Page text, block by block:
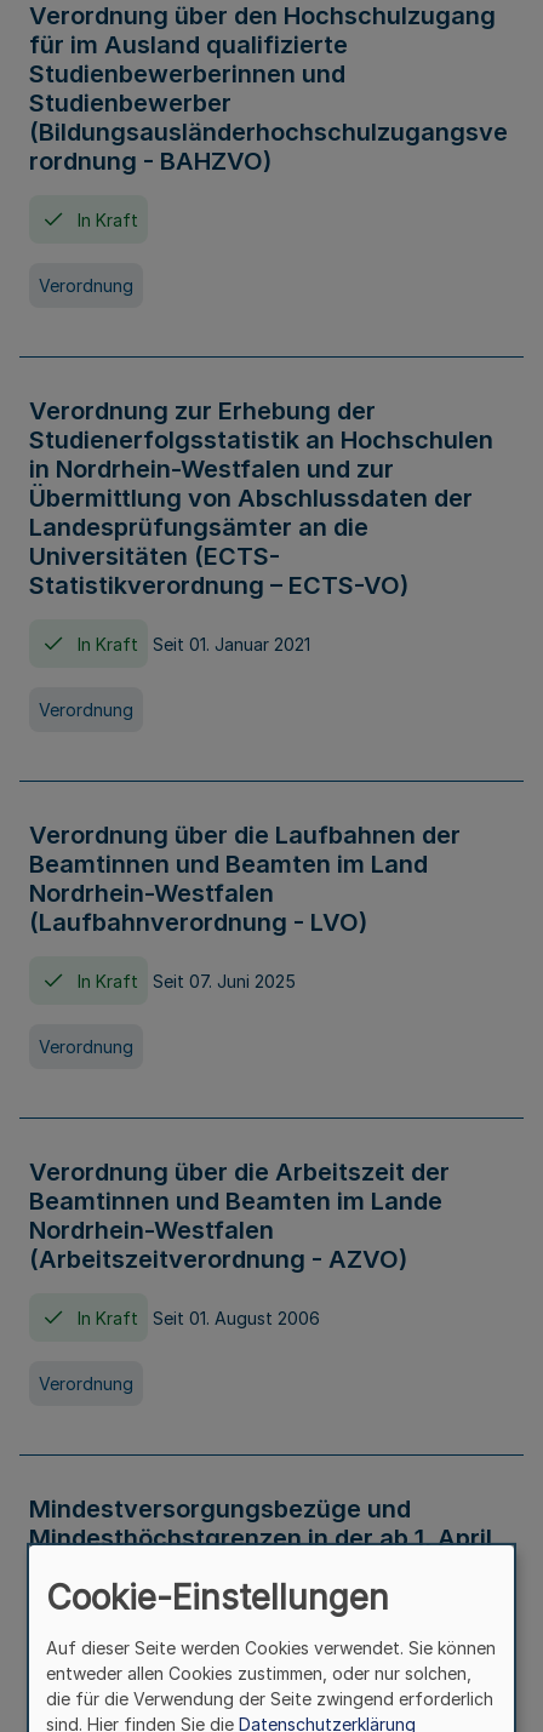
Verordnung über den Hochschulzugang
für im Ausland qualifizierte
Studienbewerberinnen und
Studienbewerber
(Bildungsausländerhochschulzugangsve
rordnung - BAHZVO)
In Kraft
Verordnung
Verordnung zur Erhebung der
Studienerfolgsstatistik an Hochschulen
in Nordrhein-Westfalen und zur
Übermittlung von Abschlussdaten der
Landesprüfungsämter an die
Universitäten (ECTS-
Statistikverordnung – ECTS-VO)
In Kraft Seit 01. Januar 2021
Verordnung
Verordnung über die Laufbahnen der
Beamtinnen und Beamten im Land
Nordrhein-Westfalen
(Laufbahnverordnung - LVO)
In Kraft Seit 07. Juni 2025
Verordnung
Verordnung über die Arbeitszeit der
Beamtinnen und Beamten im Lande
Nordrhein-Westfalen
(Arbeitszeitverordnung - AZVO)
In Kraft Seit 01. August 2006
Verordnung
Mindestversorgungsbezüge und
Mindesthöchstgrenzen in der ab 1. April
Verwaltungsvorschrift
Cookie-Einstellungen
Auf dieser Seite werden Cookies verwendet. Sie können
entweder allen Cookies zustimmen, oder nur solchen,
die für die Verwendung der Seite zwingend erforderlich
sind. Hier finden Sie die Datenschutzerklärung